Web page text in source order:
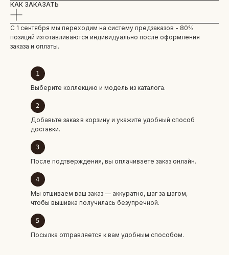
КАК ЗАКАЗАТЬ
С 1 сентября мы переходим на систему предзаказов - 80%
позиций изготавливаются индивидуально после оформления
заказа и оплаты.
Выберите коллекцию и модель из каталога.
Добавьте заказ в корзину и укажите удобный способ
доставки.
После подтверждения, вы оплачиваете заказ онлайн.
Мы отшиваем ваш заказ — аккуратно, шаг за шагом,
чтобы вышивка получилась безупречной.
Посылка отправляется к вам удобным способом.